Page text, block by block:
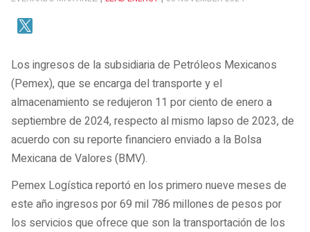
Los ingresos de la subsidiaria de Petróleos Mexicanos
(Pemex), que se encarga del transporte y el
almacenamiento se redujeron 11 por ciento de enero a
septiembre de 2024, respecto al mismo lapso de 2023, de
acuerdo con su reporte financiero enviado a la Bolsa
Mexicana de Valores (BMV).
Pemex Logística reportó en los primero nueve meses de
este año ingresos por 69 mil 786 millones de pesos por
los servicios que ofrece que son la transportación de los